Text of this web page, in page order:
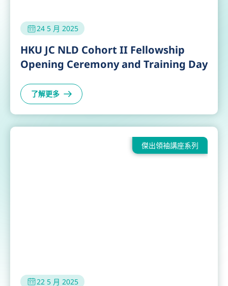
24 5 月 2025
HKU JC NLD Cohort II Fellowship
Opening Ceremony and Training Day
22 5 月 2025